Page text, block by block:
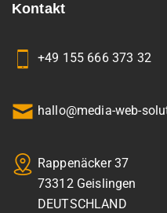
Kontakt
+49 155 666 373 32
hallo@media-web-
Rappenäcker 37
73312 Geislingen
DEUTSCHLAND